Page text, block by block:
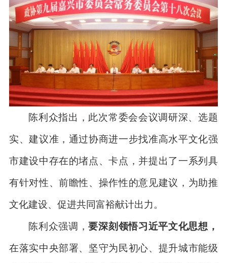
陈利众指出，此次常委会会议调研深、选题
实、建议准，通过协商进一步找准高水平文化强
市建设中存在的堵点、卡点，并提出了一系列具
有针对性、前瞻性、操作性的意见建议，为助推
文化建设、促进共同富裕献计出力。
陈利众强调，要深刻领悟习近平文化思想，
在落实中央部署、坚守为民初心、提升城市能级